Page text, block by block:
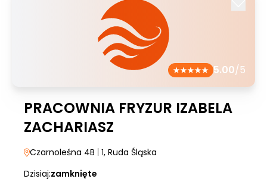
5.00/5
PRACOWNIA FRYZUR IZABELA
ZACHARIASZ
Czarnoleśna 4B | 1, Ruda Śląska
Dzisiaj:zamknięte